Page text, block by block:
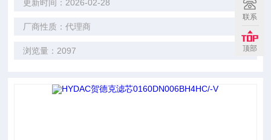
更新时间：2026-02-28
厂商性质：代理商
浏览量：2097
联系
顶部